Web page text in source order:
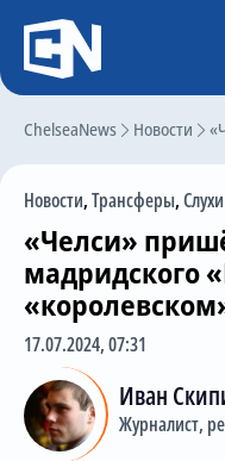
ChelseaNews Новости
Новости,Трансферы,Слухи
«Челси»
мадридского
17.07.2024, 07:31
Иван
Журналист,
Регистрация
Главная
Чат
Трансферы
Слухи
История Челси
Статистика
Календарь игр